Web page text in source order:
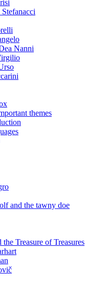
Nanni
themes
and the tawny doe
Treasure of Treasures